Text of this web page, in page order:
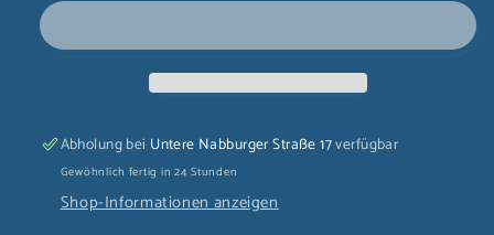
Abholung bei Untere Nabburger Straße 17verfügbar
Gewöhnlich fertig in 24 Stunden
Shop-Informationen anzeigen